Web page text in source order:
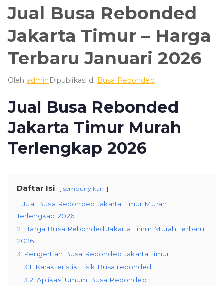
Jual Busa Rebonded
Jakarta Timur – Harga
Terbaru Januari 2026
Oleh admin Dipublikasi di Busa Rebonded
Jual Busa Rebonded
Jakarta Timur Murah
Terlengkap 2026
Daftar Isi sembunyikan
1 Jual Busa Rebonded Jakarta Timur Murah
Terlengkap 2026
2 Harga Busa Rebonded Jakarta Timur Murah Terbaru
2026
3 Pengertian Busa Rebonded Jakarta Timur
3.1
Karakteristik Fisik Busa rebonded :
3.2 Aplikasi Umum Busa Rebonded :